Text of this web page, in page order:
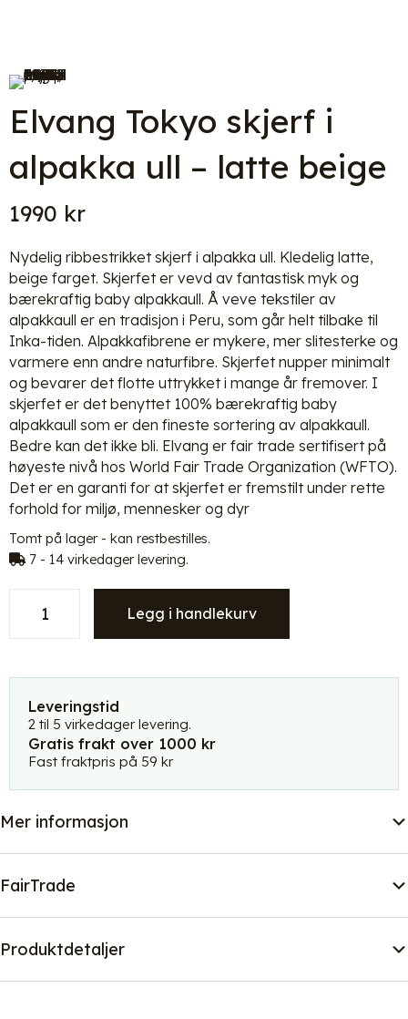
Elvang Tokyo skjerf i
alpakka ull – latte beige
1990 kr
Nydelig ribbestrikket skjerf i alpakka ull. Kledelig latte,
beige farget. Skjerfet er vevd av fantastisk myk og
bærekraftig baby alpakkaull. Å veve tekstiler av
alpakkaull er en tradisjon i Peru, som går helt tilbake til
Inka-tiden. Alpakkafibrene er mykere, mer slitesterke og
varmere enn andre naturfibre. Skjerfet nupper minimalt
og bevarer det flotte uttrykket i mange år fremover. I
skjerfet er det benyttet 100% bærekraftig baby
alpakkaull som er den fineste sortering av alpakkaull.
Bedre kan det ikke bli. Elvang er fair trade sertifisert på
høyeste nivå hos World Fair Trade Organization (WFTO).
Det er en garanti for at skjerfet er fremstilt under rette
forhold for miljø, mennesker og dyr
Tomt på lager - kan restbestilles.
7 - 14 virkedager levering.
Tokyo
alpakka
latte
beige
antall
Legg i handlekurv
Leveringstid
2 til 5 virkedager levering.
Gratis frakt over 1000 kr
Fast fraktpris på 59 kr
Mer informasjon
FairTrade
Produktdetaljer